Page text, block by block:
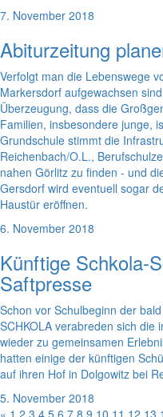
7. November 2018
Abiturzeitung
Verfolgt man die Lebenswege
Markersdorf aufgewachsen
Überzeugung, dass die
Familien, insbesondere junge,
Grundschule stimmt die
Reichenbach/O.L.,
nahen Görlitz zu finden - und
Gersdorf wird eventuell sogar
Haustür eröffnen.
6. November 2018
Künftige Schkola-
Saftpresse
Schon vor Schulbeginn der
SCHKOLA verabreden sich die
wieder zu gemeinsamen
hatten einige der künftigen
auf ihren Hof in Dolgowitz bei
5. November 2018
« 1 2 3 4 5 6 7 8 9 10 11 12 13